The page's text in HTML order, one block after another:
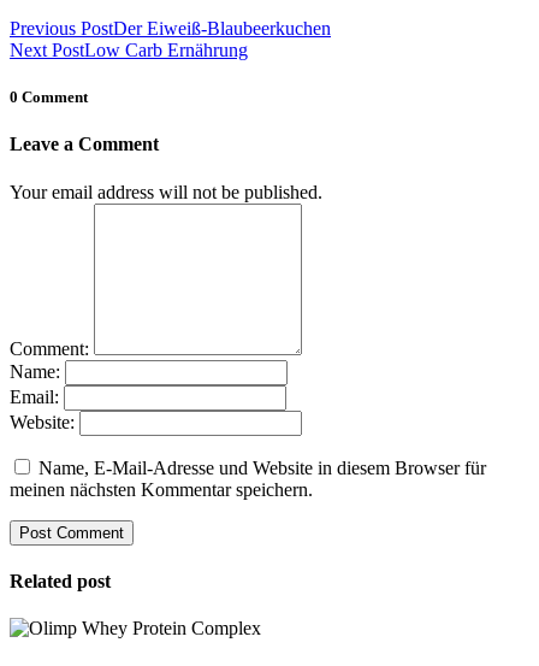
Post
navigation
Previous PostDer Eiweiß-Blaubeerkuchen
Next PostLow Carb Ernährung
0 Comment
Leave a Comment
Your email address will not be published.
Comment:
Name:
Email:
Website:
Name, E-Mail-Adresse und Website in diesem Browser für
meinen nächsten Kommentar speichern.
Related post